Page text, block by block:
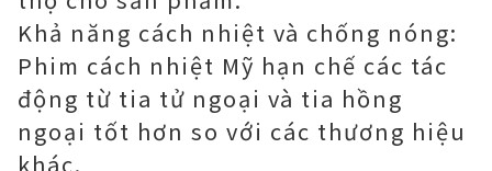
Khả năng cách nhiệt và chống nóng:
Phim cách nhiệt Mỹ hạn chế các tác
động từ tia tử ngoại và tia hồng
ngoại tốt hơn so với các thương hiệu
khác.